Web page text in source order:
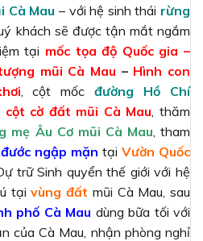
Cà Mau – với hệ sinh thái rừng
khách sẽ được tận mắt ngắm
tại mốc tọa độ Quốc gia –
mũi Cà Mau – Hình con
, cột mốcđường Hồ Chí
cột cờ đất mũi Cà Mau , thăm
mẹ Âu Cơ mũi Cà Mau , tham
ngập mặn tại Vườn Quốc
trữ Sinh quyển thế giới với hệ
tạivùng đất mũi Cà Mau, sau
phố Cà Mau dùng bữa tối với
của Cà Mau, nhận phòng nghỉ